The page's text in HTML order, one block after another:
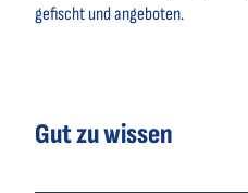
gefischt und angeboten.
Gut zu wissen